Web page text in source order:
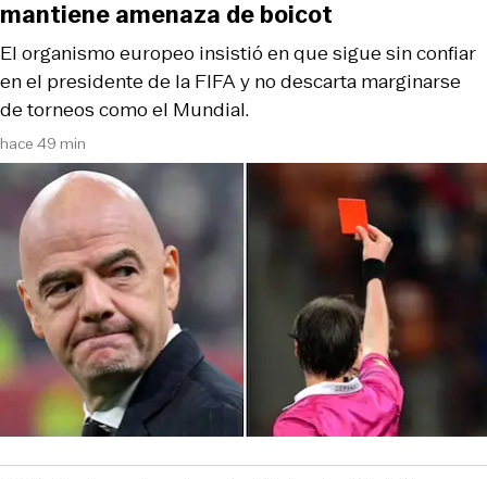
hace 49 min
El organismo europeo insistió en que sigue sin confiar
en el presidente de la FIFA y no descarta marginarse
de torneos como el Mundial.
mantiene amenaza de boicot